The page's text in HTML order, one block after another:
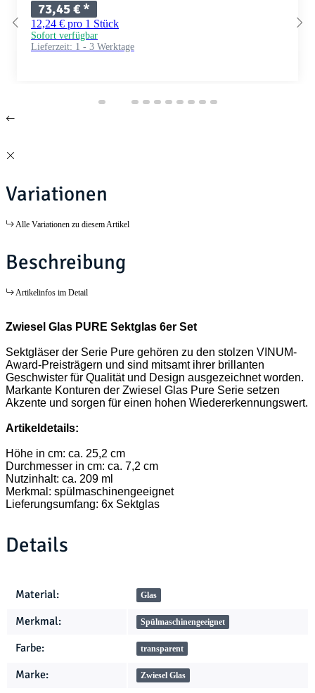
73,45 €*
12,24 € pro 1 Stück
Sofort verfügbar
Lieferzeit: 1 - 3 Werktage
Variationen
Alle Variationen zu diesem Artikel
Beschreibung
Artikelinfos im Detail
Zwiesel Glas PURE Sektglas 6er Set
Sektgläser der Serie Pure gehören zu den stolzen VINUM-
Award-Preisträgern und sind mitsamt ihrer brillanten
Geschwister für Qualität und Design ausgezeichnet worden.
Markante Konturen der Zwiesel Glas Pure Serie setzen
Akzente und sorgen für einen hohen Wiedererkennungswert.
Artikeldetails:
Höhe in cm: ca. 25,2 cm
Durchmesser in cm: ca. 7,2 cm
Nutzinhalt: ca. 209 ml
Merkmal: spülmaschinengeeignet
Lieferungsumfang: 6x Sektglas
Details
Produkteigenschaft
Wert
Material: Glas
Merkmal: Spülmaschinengeeignet
Farbe: transparent
Marke: Zwiesel Glas